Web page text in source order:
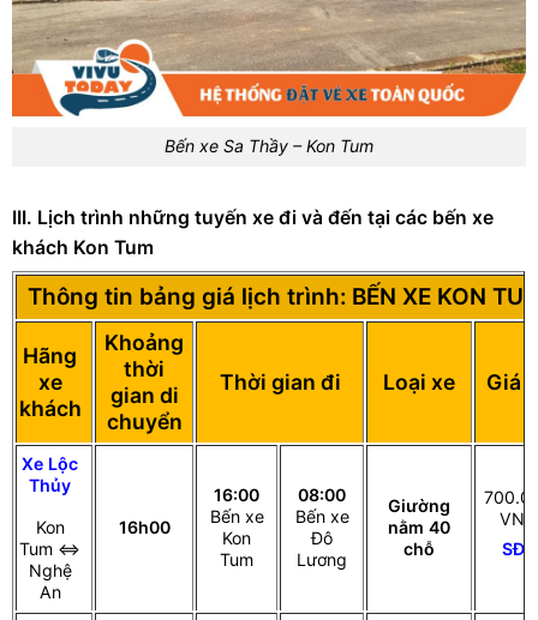
Bến xe Sa Thầy – Kon Tum
III. Lịch trình những tuyến xe đi và đến tại các bến xe
khách Kon Tum
Thông tin bảng giá lịch trình: BẾN XE KON
Hãng
xe
khách
Khoảng
thời
gian di
chuyển
Thời gian đi Loại xe Giá
Xe Lộc
Thủy
Kon
Tum ⇔
Nghệ
An
16h00
16:00
Bến xe
Kon
Tum
08:00
Bến xe
Đô
Lương
Giường
nằm 40
chỗ
VNĐ
SĐT